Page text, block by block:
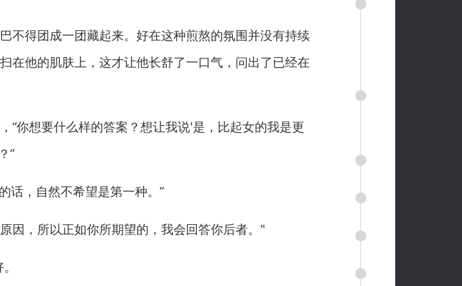
得团成一团藏起来。好在这种煎熬的氛围并没有持续
在他的肌肤上，这才让他长舒了一口气，问出了已经在
想要什么样的答案？想让我说'是，比起女的我是更
”
，自然不希望是第一种。”
，所以正如你所期望的，我会回答你后者。"